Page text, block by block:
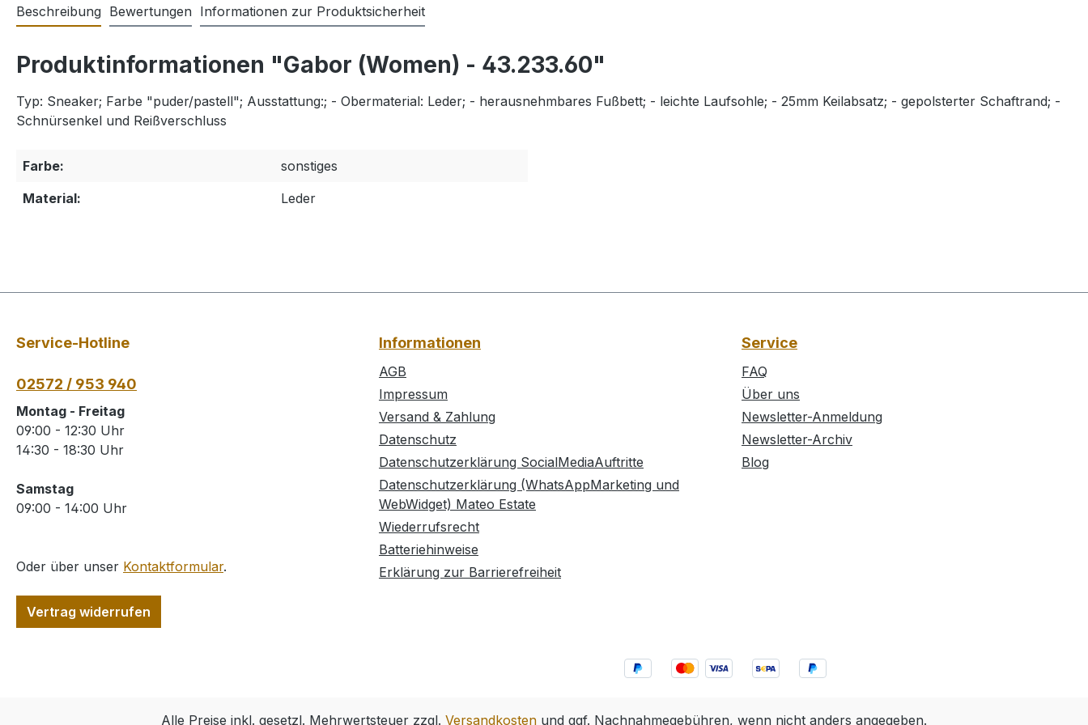
Beschreibung Bewertungen Informationen zur Produktsicherheit
Produktinformationen "Gabor (Women) - 43.233.60"
Typ: Sneaker; Farbe "puder/pastell"; Ausstattung:; - Obermaterial: Leder; - herausnehmbares Fußbett; - leichte Laufsohle; - 25mm Keilabsatz; - gepolsterter Schaftrand; -
Schnürsenkel und Reißverschluss
Farbe:
sonstiges
Material:
Leder
Service-Hotline
02572 / 953 940
Montag - Freitag
09:00 - 12:30 Uhr
14:30 - 18:30 Uhr
Samstag
09:00 - 14:00 Uhr
Oder über unser Kontaktformular.
Vertrag widerrufen
Informationen
AGB
Impressum
Versand & Zahlung
Datenschutz
Datenschutzerklärung SocialMediaAuftritte
Datenschutzerklärung (WhatsAppMarketing und
WebWidget) Mateo Estate
Wiederrufsrecht
Batteriehinweise
Erklärung zur Barrierefreiheit
Service
FAQ
Über uns
Newsletter-Anmeldung
Newsletter-Archiv
Blog
Alle Preise inkl. gesetzl. Mehrwertsteuer zzgl. Versandkosten und ggf. Nachnahmegebühren, wenn nicht anders angegeben.